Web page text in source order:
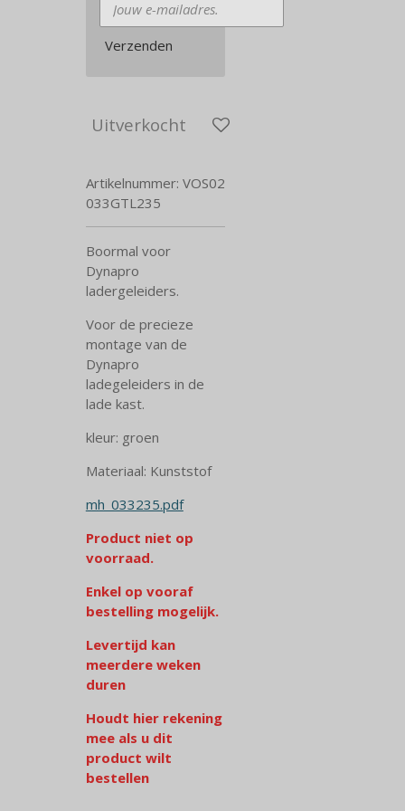
Verzenden
Uitverkocht
Artikelnummer: VOS02
033GTL235
Boormal voor
Dynapro
ladergeleiders.
Voor de precieze
montage van de
Dynapro
ladegeleiders in de
lade kast.
kleur: groen
Materiaal: Kunststof
mh_033235.pdf
Product niet op
voorraad.
Enkel op vooraf
bestelling mogelijk.
Levertijd kan
meerdere weken
duren
Houdt hier rekening
mee als u dit
product wilt
bestellen